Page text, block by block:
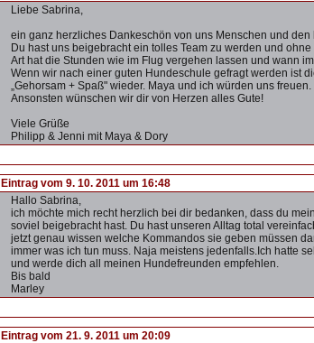
Liebe Sabrina,
ein ganz herzliches Dankeschön von uns Menschen und den
Du hast uns beigebracht ein tolles Team zu werden und
Art hat die Stunden wie im Flug vergehen lassen und wann
Wenn wir nach einer guten Hundeschule gefragt werden ist
„Gehorsam + Spaß" wieder. Maya und ich würden uns freuen.
Ansonsten wünschen wir dir von Herzen alles Gute!
Viele Grüße
Philipp & Jenni mit Maya & Dory
Eintrag vom 9. 10. 2011 um 16:48
Hallo Sabrina,
ich möchte mich recht herzlich bei dir bedanken, dass du
soviel beigebracht hast. Du hast unseren Alltag total
jetzt genau wissen welche Kommandos sie geben müssen
immer was ich tun muss. Naja meistens jedenfalls.Ich hatte
und werde dich all meinen Hundefreunden empfehlen.
Bis bald
Marley
Eintrag vom 21. 9. 2011 um 20:09